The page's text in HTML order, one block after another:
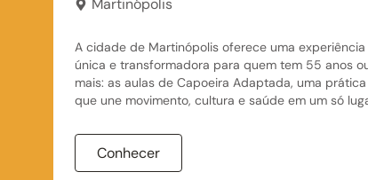
Martinópolis
A cidade de Martinópolis oferece uma experiência
única e transformadora para quem tem 55 anos
mais: as aulas de Capoeira Adaptada, uma prática
que une movimento, cultura e saúde em um só
Mais do que atividade física, a capoeira estimula a
mente, fortalece o corpo e promove a socialização,
sempre em um ambiente acolhedor e divertido.
Conhecer